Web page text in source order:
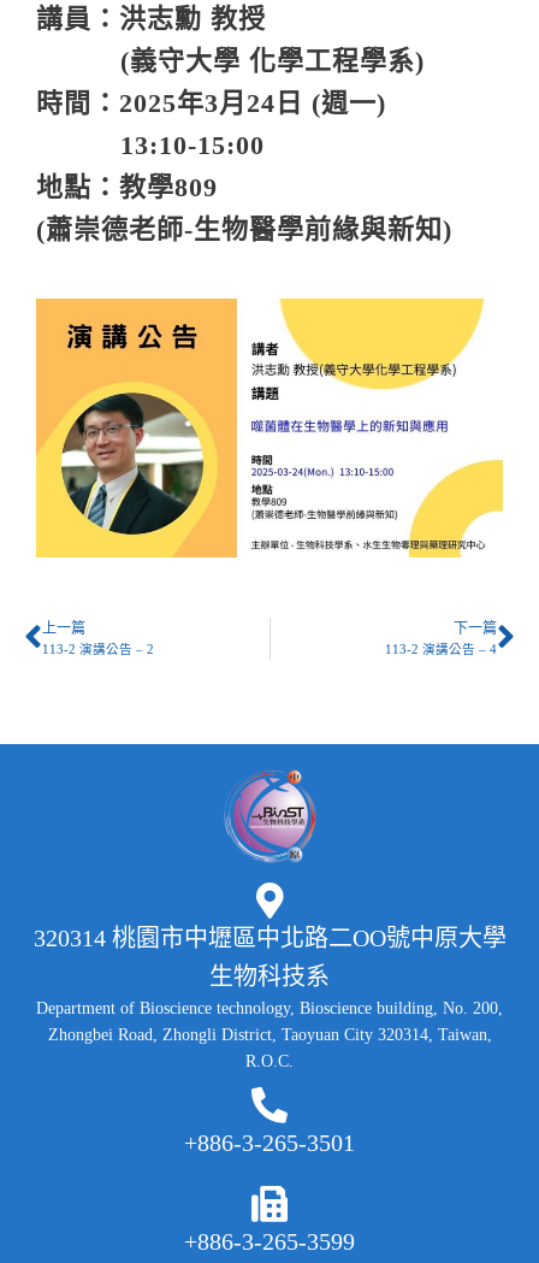
講員：洪志勳 教授
(義守大學 化學工程學系)
時間：2025年3月24日 (週一)
13:10-15:00
地點：教學809
(蕭崇德老師-生物醫學前緣與新知)
上一篇
113-2 演講公告 – 2
下一篇
113-2 演講公告 – 4
320314 桃園市中壢區中北路二OO號中原大學
生物科技系
Department of Bioscience technology, Bioscience building, No. 200,
Zhongbei Road, Zhongli District, Taoyuan City 320314, Taiwan,
R.O.C.
+886-3-265-3501
+886-3-265-3599